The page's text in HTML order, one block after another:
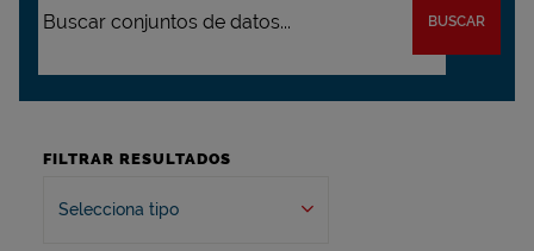
BUSCAR
FILTRAR RESULTADOS
Selecciona tipo